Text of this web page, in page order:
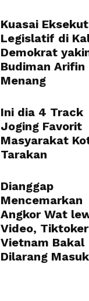
Kuasai
Legislatif di
Demokrat
Budiman Arifin
Menang
Ini dia 4 Track
Joging Favorit
Masyarakat
Tarakan
Dianggap
Mencemarkan
Angkor Wat
Video, Tiktoker
Vietnam Bakal
Dilarang